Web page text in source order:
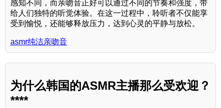
感知不同，而亲吻音正好可以通过不同的节奏和强度，带
给人们独特的听觉体验。在这一过程中，聆听者不仅能享
受到愉悦，还能够释放压力，达到心灵的平静与放松。
asmr纯洁亲吻音
为什么韩国的ASMR主播那么受欢迎？
****